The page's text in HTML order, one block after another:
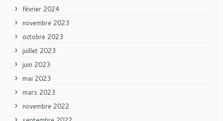
février 2024
novembre 2023
octobre 2023
juillet 2023
juin 2023
mai 2023
mars 2023
novembre 2022